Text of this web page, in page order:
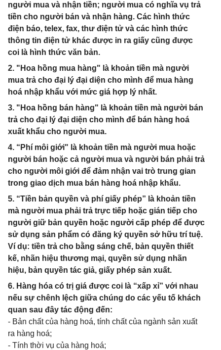
người mua và nhận tiền; người mua có nghĩa vụ trả
tiền cho người bán và nhận hàng. Các hình thức
điện báo, telex, fax, thư điện tử và các hình thức
thông tin điện tử khác được in ra giấy cũng được
coi là hình thức văn bản.
2. "Hoa hồng mua hàng" là khoản tiền mà người
mua trả cho đại lý đại diện cho mình để mua hàng
hoá nhập khẩu với mức giá hợp lý nhất.
3. "Hoa hồng bán hàng" là khoản tiền mà người bán
trả cho đại lý đại diện cho mình để bán hàng hoá
xuất khẩu cho người mua.
4. “Phí môi giới" là khoản tiền mà người mua hoặc
người bán hoặc cả người mua và người bán phải trả
cho người môi giới để đảm nhận vai trò trung gian
trong giao dịch mua bán hàng hoá nhập khẩu.
5. “Tiền bản quyền và phí giấy phép” là khoản tiền
mà người mua phải trả trực tiếp hoặc gián tiếp cho
người giữ bản quyền hoặc người cấp phép để được
sử dụng sản phẩm có đăng ký quyền sở hữu trí tuệ.
Ví dụ: tiền trả cho bằng sáng chế, bản quyền thiết
kế, nhãn hiệu thương mại, quyền sử dụng nhãn
hiệu, bản quyền tác giả, giấy phép sản xuất.
6. Hàng hóa có trị giá được coi là “xấp xỉ” với nhau
nếu sự chênh lệch giữa chúng do các yếu tố khách
quan sau đây tác động đến:
- Bản chất của hàng hoá, tính chất của ngành sản xuất
ra hàng hoá;
- Tính thời vụ của hàng hoá;